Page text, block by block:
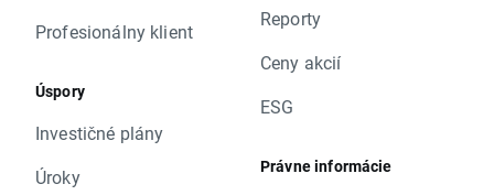
Profesionálny klient
Úspory
Investičné plány
Úroky
Reporty
Ceny akcií
ESG
Právne informácie